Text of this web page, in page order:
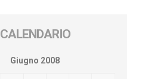
CALENDARIO
Giugno 2008